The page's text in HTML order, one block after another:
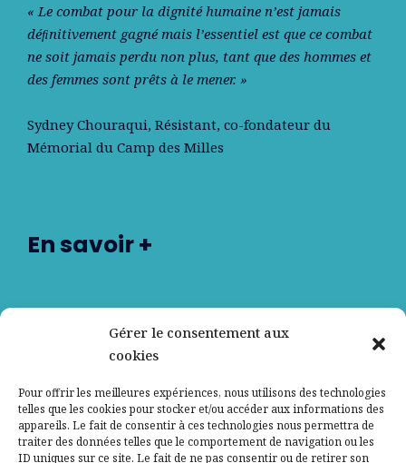
Gérer le consentement aux
cookies
Pour offrir les meilleures expériences, nous utilisons des technologies
telles que les cookies pour stocker et/ou accéder aux informations des
appareils. Le fait de consentir à ces technologies nous permettra de
traiter des données telles que le comportement de navigation ou les
ID uniques sur ce site. Le fait de ne pas consentir ou de retirer son
« Le combat pour la dignité humaine n’est jamais
déﬁnitivement gagné mais l’essentiel est que ce combat
ne soit jamais perdu non plus, tant que des hommes et
des femmes sont prêts à le mener. »
Sydney Chouraqui, Résistant, co-fondateur du
Mémorial du Camp des Milles
En savoir +
Contactez-nous